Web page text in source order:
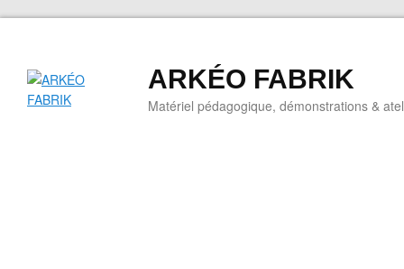
ARKÉO FABRIK
Matériel pédagogique, démonstrations &